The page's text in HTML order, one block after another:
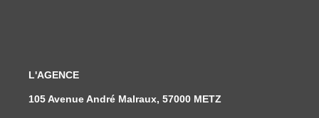
L'AGENCE
105 Avenue André Malraux, 57000 METZ